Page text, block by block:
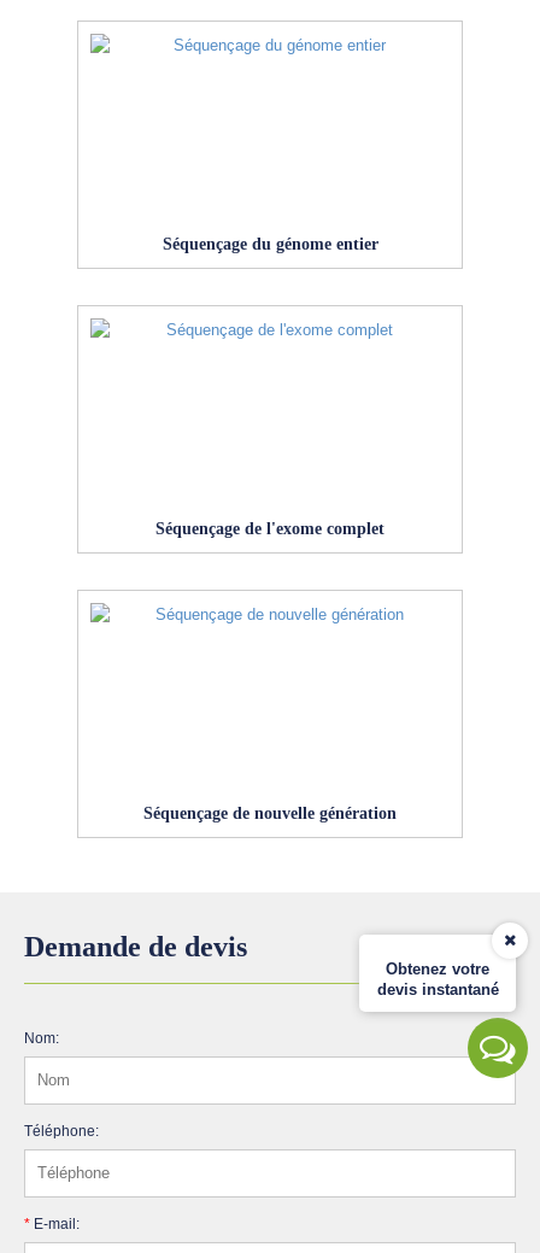
Obtenez votre
devis instantané
Séquençage du génome entier
Séquençage de l'exome complet
Séquençage de nouvelle génération
Demande de devis
Nom:
Téléphone:
* E-mail: